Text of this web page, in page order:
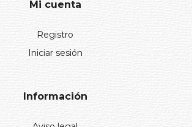
Mi cuenta
Registro
Iniciar sesión
Información